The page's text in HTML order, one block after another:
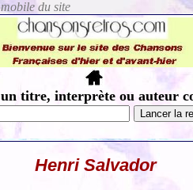
titre, interprète ou auteur
Henri Salvador